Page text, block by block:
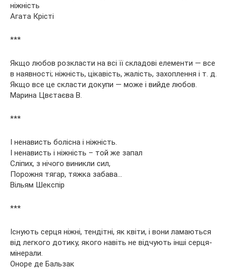
ніжність
Агата Крісті
***
Якщо любов розкласти на всі її складові елементи — все
в наявності; ніжність, цікавість, жалість, захоплення і т. д.
Якщо все це скласти докупи — може і вийде любов.
Марина Цвєтаєва В.
***
І ненависть болісна і ніжність.
І ненависть і ніжність – той же запал
Сліпих, з нічого виникли сил,
Порожня тягар, тяжка забава…
Вільям Шекспір
***
Існують серця ніжні, тендітні, як квіти, і вони ламаються
від легкого дотику, якого навіть не відчують інші серця-
мінерали.
Оноре де Бальзак